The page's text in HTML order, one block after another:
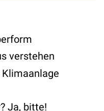
verstehen
Ja, bitte!